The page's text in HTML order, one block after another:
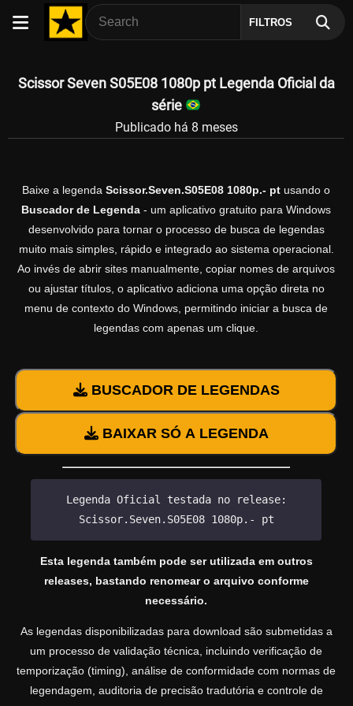
FILTROS
Scissor Seven S05E08 1080p pt Legenda Oficial da
série
Publicado há 8 meses
Baixe a legenda Scissor.Seven.S05E08 1080p.- pt usando o
Buscador de Legenda - um aplicativo gratuito para Windows
desenvolvido para tornar o processo de busca de legendas
muito mais simples, rápido e integrado ao sistema operacional.
Ao invés de abrir sites manualmente, copiar nomes de arquivos
ou ajustar títulos, o aplicativo adiciona uma opção direta no
menu de contexto do Windows, permitindo iniciar a busca de
legendas com apenas um clique.
BUSCADOR DE LEGENDAS
BAIXAR SÓ A LEGENDA
Legenda Oficial testada no release:
Scissor.Seven.S05E08 1080p.- pt
Esta legenda também pode ser utilizada em outros
releases, bastando renomear o arquivo conforme
necessário.
As legendas disponibilizadas para download são submetidas a
um processo de validação técnica, incluindo verificação de
temporização (timing), análise de conformidade com normas de
legendagem, auditoria de precisão tradutória e controle de